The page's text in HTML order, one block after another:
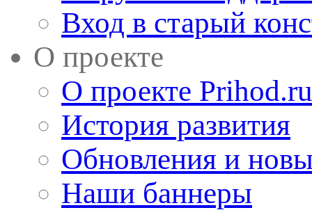
Вход в старый
О проекте
О проекте Prihod.ru
История развития
Обновления и
Наши баннеры